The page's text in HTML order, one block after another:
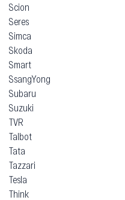
Scion
Seres
Simca
Skoda
Smart
SsangYong
Subaru
Suzuki
TVR
Talbot
Tata
Tazzari
Tesla
Think